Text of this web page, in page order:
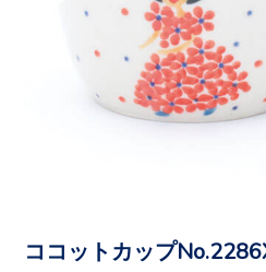
ココットカップ